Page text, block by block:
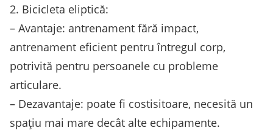
2. Bicicleta eliptică:
– Avantaje: antrenament fără impact,
antrenament eficient pentru întregul corp,
potrivită pentru persoanele cu probleme
articulare.
– Dezavantaje: poate fi costisitoare, necesită un
spațiu mai mare decât alte echipamente.